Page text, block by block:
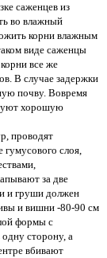
саженцев из
во влажный
корни влажным
виде саженцы
все же
В случае задержки
почву. Вовремя
хорошую
проводят
гумусового слоя,
за две
и груши должен
и вишни -80-90 см
формы с
сторону, а
вбивают